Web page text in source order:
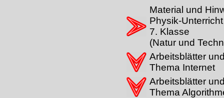
Material und
Physik-
7. Klasse
(Natur und
Arbeitsblätter
Thema Internet
Arbeitsblätter
Thema